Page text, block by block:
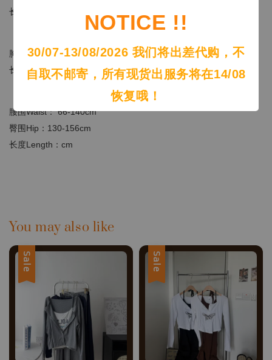
NOTICE !!
30/07-13/08/2026 我们将出差代购，不
自取不邮寄，所有现货出服务将在14/08
恢复哦！
长度Length：33cm
胸围Bust：106-146cm
长度Length：53cm
腰围Waist： 66-140cm
臀围Hip：130-156cm
长度Length：cm
You may also like
Sale Sale